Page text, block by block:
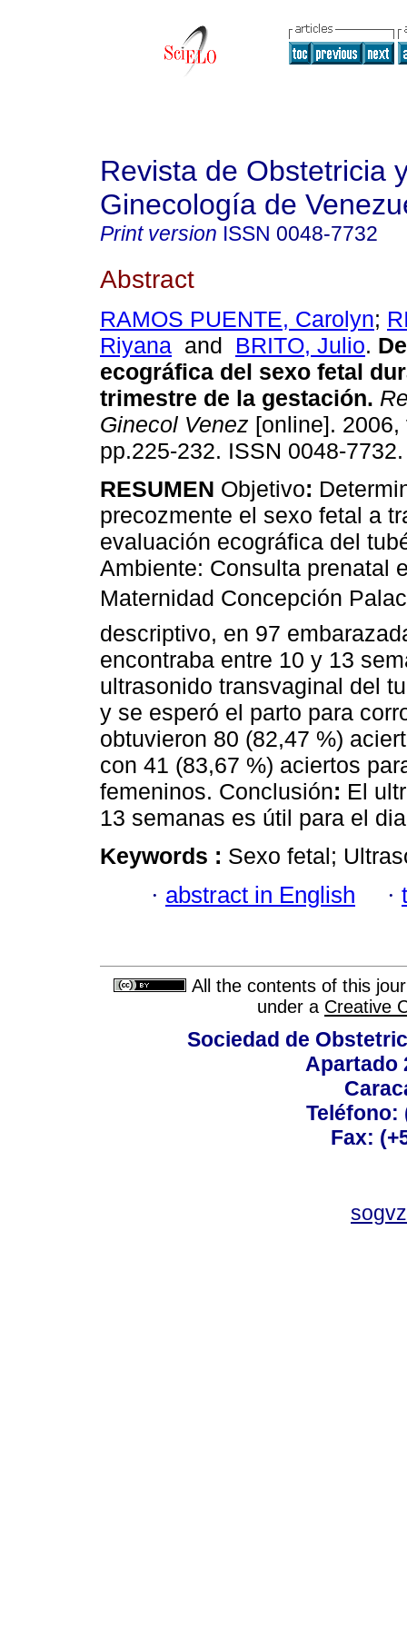
Revista de Obstetricia
Ginecología de
Print version ISSN 0048-7732
Abstract
RAMOS PUENTE, Carolyn;
Riyana and BRITO, Julio.
ecográfica del sexo fetal
trimestre de la gestación.
Ginecol Venez [online].
pp.225-232. ISSN 0048-7732.
RESUMEN Objetivo:
precozmente el sexo fetal a
evaluación ecográfica del
Ambiente: Consulta prenatal
Maternidad Concepción
descriptivo, en 97
encontraba entre 10 y 13
ultrasonido transvaginal del
y se esperó el parto para
obtuvieron 80 (82,47 %)
con 41 (83,67 %) aciertos
femeninos. Conclusión: El
13 semanas es útil para el
Keywords : Sexo fetal;
· abstract in English ·
All the contents of this
under a Creative
Sociedad de
Apartado
Teléfono:
Fax: